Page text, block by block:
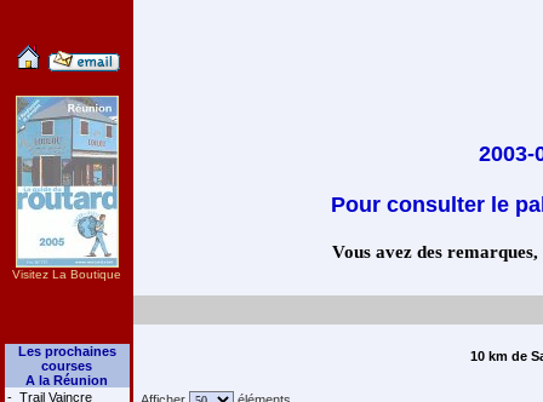
Visitez La Boutique
Les prochaines
courses
A la Réunion
- Trail Vaincre
Pour consulter le
Vous avez des
10 km de